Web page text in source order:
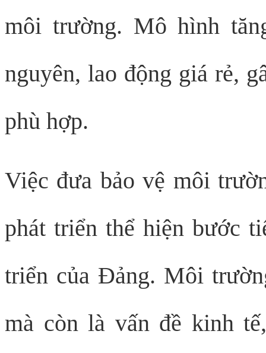
môi trường. Mô hình
nguyên, lao động giá rẻ,
phù hợp.
Việc đưa bảo vệ môi
phát triển thể hiện bước
triển của Đảng. Môi
mà còn là vấn đề kinh